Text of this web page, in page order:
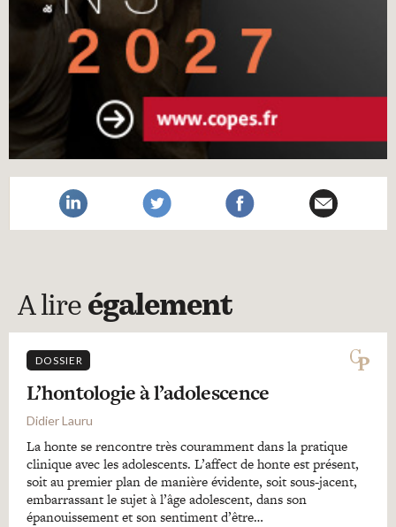
A lire également
DOSSIER
L’hontologie à l’adolescence
Didier Lauru
La honte se rencontre très couramment dans la pratique
clinique avec les adolescents. L’affect de honte est présent,
soit au premier plan de manière évidente, soit sous-jacent,
embarrassant le sujet à l’âge adolescent, dans son
épanouissement et son sentiment d’être…